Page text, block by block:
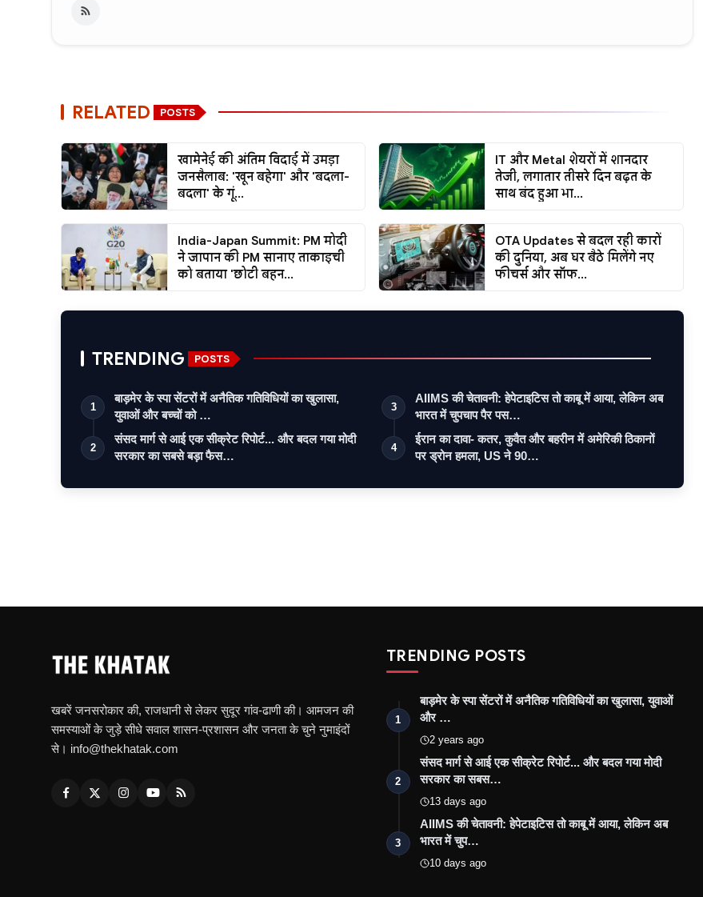
RELATED POSTS
खामेनेई की अंतिम विदाई में उमड़ा
जनसैलाब: 'खून बहेगा' और 'बदला-
बदला' के गूं...
IT और Metal शेयरों में शानदार
तेजी, लगातार तीसरे दिन बढ़त के
साथ बंद हुआ भा...
India-Japan Summit: PM मोदी
ने जापान की PM सानाए ताकाइची
को बताया 'छोटी बहन...
OTA Updates से बदल रही कारों
की दुनिया, अब घर बैठे मिलेंगे नए
फीचर्स और सॉफ...
TRENDING POSTS
1
बाड़मेर के स्पा सेंटरों में अनैतिक गतिविधियों का खुलासा,
युवाओं और बच्चों को …
2
संसद मार्ग से आई एक सीक्रेट रिपोर्ट... और बदल गया मोदी
सरकार का सबसे बड़ा फैस…
3
AIIMS की चेतावनी: हेपेटाइटिस तो काबू में आया, लेकिन अब
भारत में चुपचाप पैर पस…
4
ईरान का दावा- कतर, कुवैत और बहरीन में अमेरिकी ठिकानों
पर ड्रोन हमला, US ने 90…
खबरें जनसरोकार की, राजधानी से लेकर सुदूर गांव-ढाणी की। आमजन की
समस्याओं के जुड़े सीधे सवाल शासन-प्रशासन और जनता के चुने नुमाइंदों
से। info@thekhatak.com
TRENDING POSTS
1
बाड़मेर के स्पा सेंटरों में अनैतिक गतिविधियों का खुलासा, युवाओं
और …
2 years ago
2
संसद मार्ग से आई एक सीक्रेट रिपोर्ट... और बदल गया मोदी
सरकार का सबस…
13 days ago
3
AIIMS की चेतावनी: हेपेटाइटिस तो काबू में आया, लेकिन अब
भारत में चुप…
10 days ago